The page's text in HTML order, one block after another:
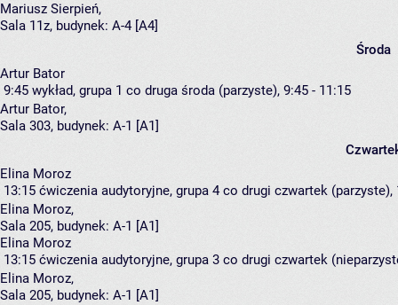
Mariusz Sierpień,
Sala 11z, budynek: A-4 [A4]
Środa
Artur Bator
9:45 wykład, grupa 1 co druga środa (parzyste), 9:45 - 11:15
Artur Bator,
Sala 303, budynek: A-1 [A1]
Elina Moroz
13:15 ćwiczenia audytoryjne, grupa 4 co drugi czwartek (parzyste),
Elina Moroz,
Sala 205, budynek: A-1 [A1]
Elina Moroz
13:15 ćwiczenia audytoryjne, grupa 3 co drugi czwartek
Elina Moroz,
Sala 205, budynek: A-1 [A1]